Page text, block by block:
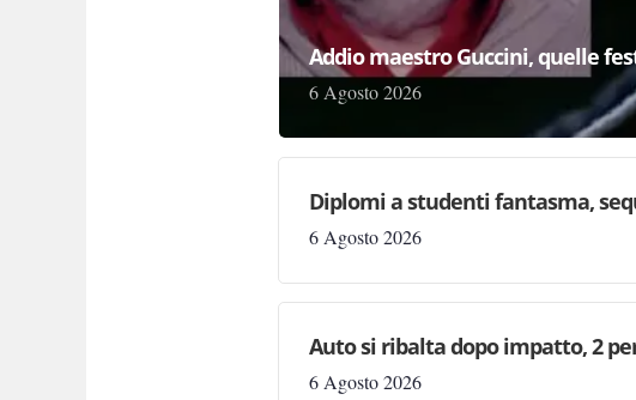
Addio maestro Guccini, quelle
6 Agosto 2026
Diplomi a studenti fantasma,
6 Agosto 2026
Auto si ribalta dopo impatto, 2
6 Agosto 2026